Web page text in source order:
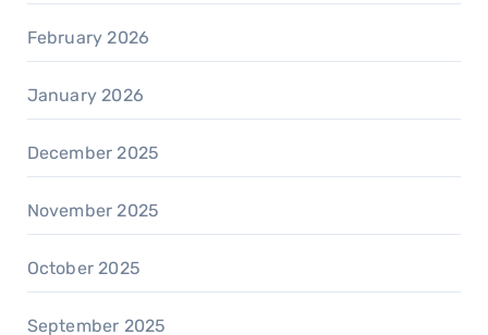
February 2026
January 2026
December 2025
November 2025
October 2025
September 2025